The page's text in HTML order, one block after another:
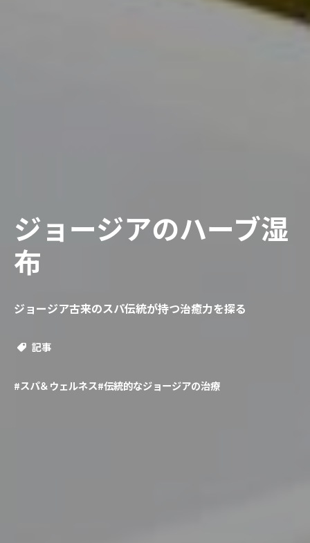
ジョージアのハーブ湿
布
ジョージア古来のスパ伝統が持つ治癒力を探る
記事
#スパ＆ウェルネス#伝統的なジョージアの治療